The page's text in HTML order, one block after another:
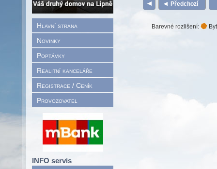
Hlavní strana
Novinky
Poptávky
Realitní kanceláře
Registrace / Ceník
Provozovatel
INFO servis
Předchozí
Barevné rozlišení: